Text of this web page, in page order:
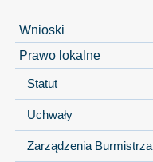
Wnioski
Prawo lokalne
Statut
Uchwały
Zarządzenia Burmistrza